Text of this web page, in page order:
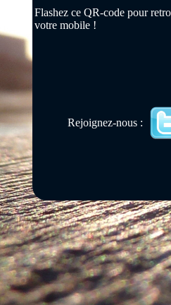
Flashez ce QR-code pour
votre mobile !
Rejoignez-nous :